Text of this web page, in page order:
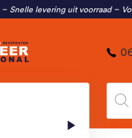
Snelle levering uit voorraad